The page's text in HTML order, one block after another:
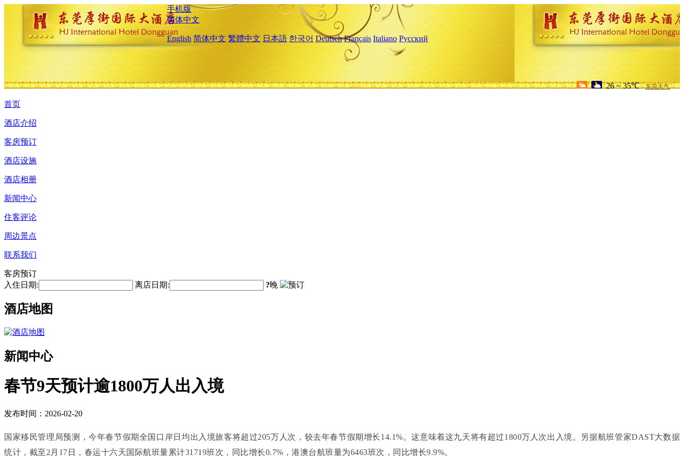
手机版
简体中文
English 简体中文 繁體中文 日本語 한국어 Deutsch Français Italiano Русский
26 ~ 35℃ 东莞天气
首页
酒店介绍
客房预订
酒店设施
酒店相册
新闻中心
住客评论
周边景点
联系我们
客房预订
入住日期:
离店日期: ?晚
酒店地图
新闻中心
春节9天预计逾1800万人出入境
发布时间：2026-02-20
国家移民管理局预测，今年春节假期全国口岸日均出入境旅客将超过205万人次，较去年春节假期增长14.1%。这意味着这九天将有超过1800万人次出入境。另据航班管家DAST大数据
统计，截至2月17日，春运十六天国际航班量累计31719班次，同比增长0.7%，港澳台航班量为6463班次，同比增长9.9%。